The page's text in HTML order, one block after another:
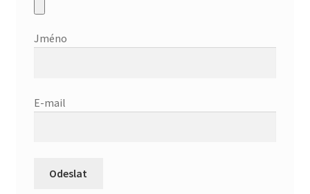
Jméno
E-mail